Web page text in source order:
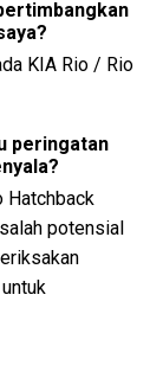
KIA Rio / Rio
peringatan
Hatchback
potensial